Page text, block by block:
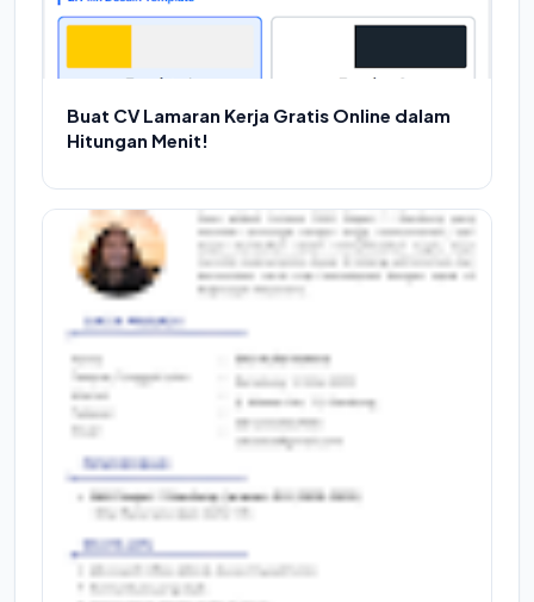
Buat CV Lamaran Kerja Gratis Online dalam
Hitungan Menit!